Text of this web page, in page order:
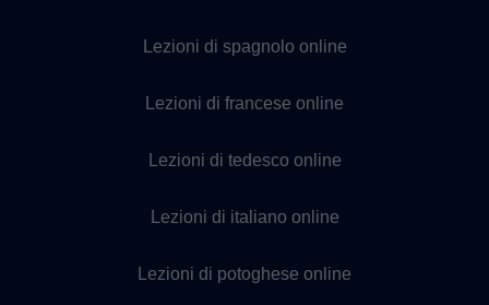
Lezioni di spagnolo online
Lezioni di francese online
Lezioni di tedesco online
Lezioni di italiano online
Lezioni di potoghese online